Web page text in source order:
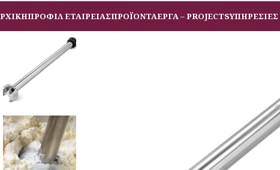
ΠΡΟΦΙΛ ΕΤΑΙΡΕΙΑΣΠΡΟΪΟΝΤΑΕΡΓΑ – PROJECTSΥΠΗΡΕΣΙΕΣ